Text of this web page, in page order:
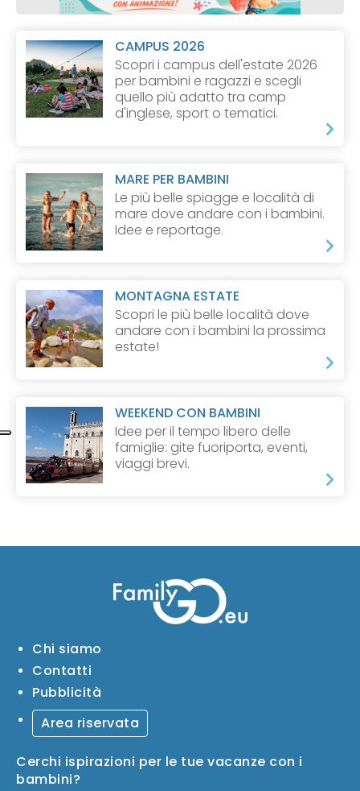
CAMPUS 2026
Scopri i campus dell'estate 2026
per bambini e ragazzi e scegli
quello più adatto tra camp
d'inglese, sport o tematici.
MARE PER BAMBINI
Le più belle spiagge e località di
mare dove andare con i bambini.
Idee e reportage.
MONTAGNA ESTATE
Scopri le più belle località dove
andare con i bambini la prossima
estate!
WEEKEND CON BAMBINI
Idee per il tempo libero delle
famiglie: gite fuoriporta, eventi,
viaggi brevi.
Chi siamo
Contatti
Pubblicità
Area riservata
Cerchi ispirazioni per le tue vacanze con i
bambini?